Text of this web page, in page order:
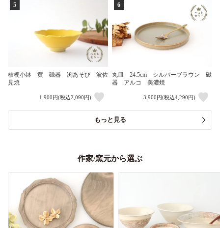
5
桔梗小鉢 黄 磁器 渕あそび 波佐
見焼
1,900円(税込2,090円)
6
丸皿 24.5cm シルバーブラウン 磁
器 アルコ 美濃焼
3,900円(税込4,290円)
もっと見る
作家/窯元から選ぶ